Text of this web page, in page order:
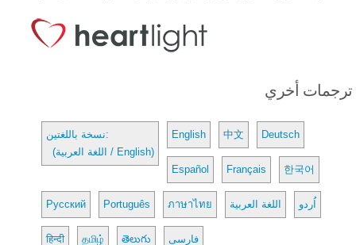
ترجمات أخري
نسخة باللغتين:
(اللغة العربية / English)
English 中文 Deutsch
Español Français 한국어
Русский Português ภาษาไทย اللغة العربية اُردو
हिन्दी தமிழ் తెలుగు فارسی